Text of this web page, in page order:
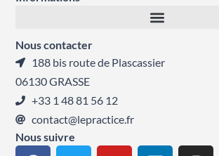
Nous contacter
188 bis route de Plascassier
06130 GRASSE
+33 1 48 81 56 12
contact@lepractice.fr
Nous suivre